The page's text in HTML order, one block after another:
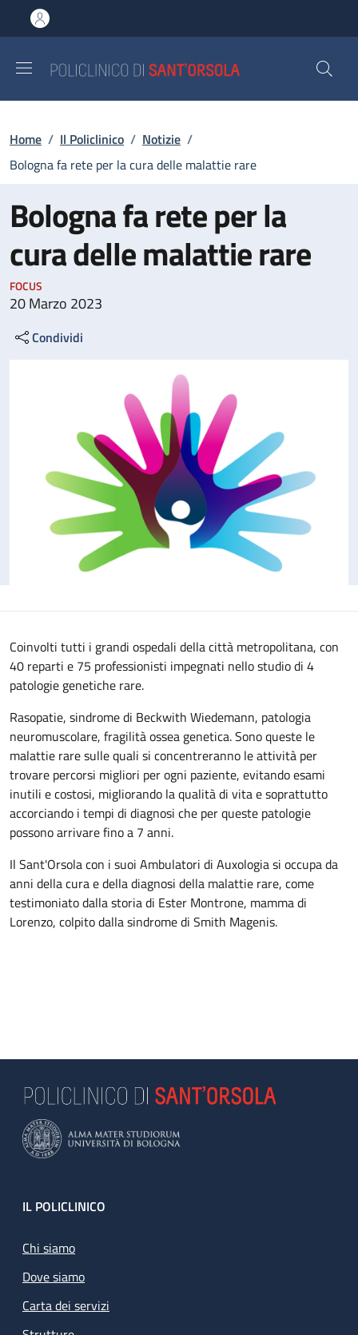
al contenuto principale
to footer content
Briciole di pane
Home / Il Policlinico / Notizie /
Bologna fa rete per la cura delle malattie rare
Bologna fa rete per la
cura delle malattie rare
FOCUS
20 Marzo 2023
Condividi
Coinvolti tutti i grandi ospedali della città metropolitana, con
40 reparti e 75 professionisti impegnati nello studio di 4
patologie genetiche rare.
Rasopatie, sindrome di Beckwith Wiedemann, patologia
neuromuscolare, fragilità ossea genetica. Sono queste le
malattie rare sulle quali si concentreranno le attività per
trovare percorsi migliori per ogni paziente, evitando esami
inutili e costosi, migliorando la qualità di vita e soprattutto
accorciando i tempi di diagnosi che per queste patologie
possono arrivare fino a 7 anni.
Il Sant'Orsola con i suoi Ambulatori di Auxologia si occupa da
anni della cura e della diagnosi della malattie rare, come
testimoniato dalla storia di Ester Montrone, mamma di
Lorenzo, colpito dalla sindrome di Smith Magenis.
Footer
IL POLICLINICO
Chi siamo
Dove siamo
Carta dei servizi